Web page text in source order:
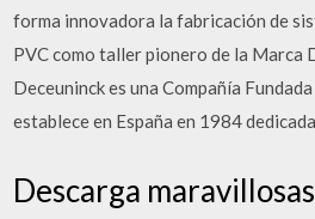
forma innovadora la fabricación de
PVC como taller pionero de la Marca
Deceuninck es una Compañía
establece en España en 1984
Descarga